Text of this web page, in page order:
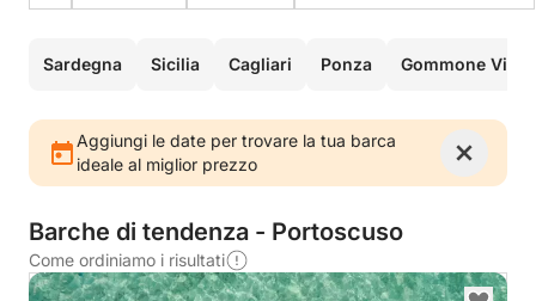
Sardegna Sicilia Cagliari Ponza Gommone
Aggiungi le date per trovare la tua barca
ideale al miglior prezzo
Barche di tendenza - Portoscuso
Come ordiniamo i risultati